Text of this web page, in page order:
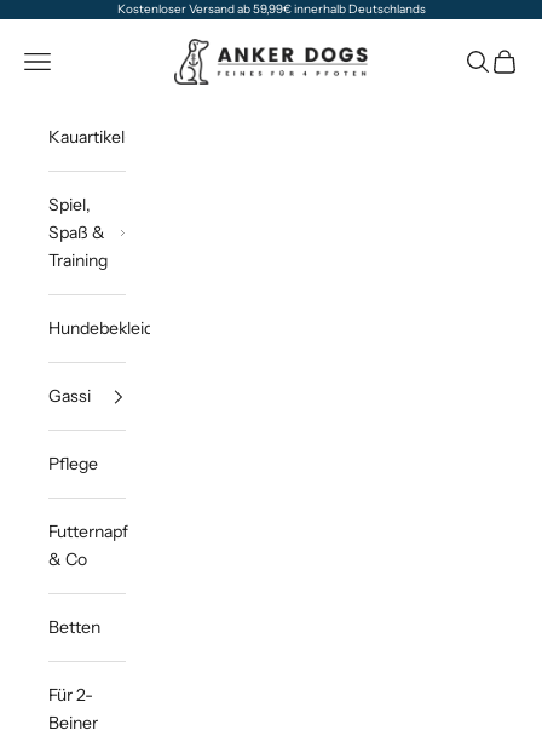
Zum Inhalt springenKostenloser Versand ab 59,99€ innerhalb Deutschlands
Anker Dogs
Navigationsmenü öffnen Suche
Kauartikel
Spiel,
Spaß &
Training
Hundebekleidung
Gassi
Pflege
Futternapf
& Co
Betten
Für 2-
Beiner